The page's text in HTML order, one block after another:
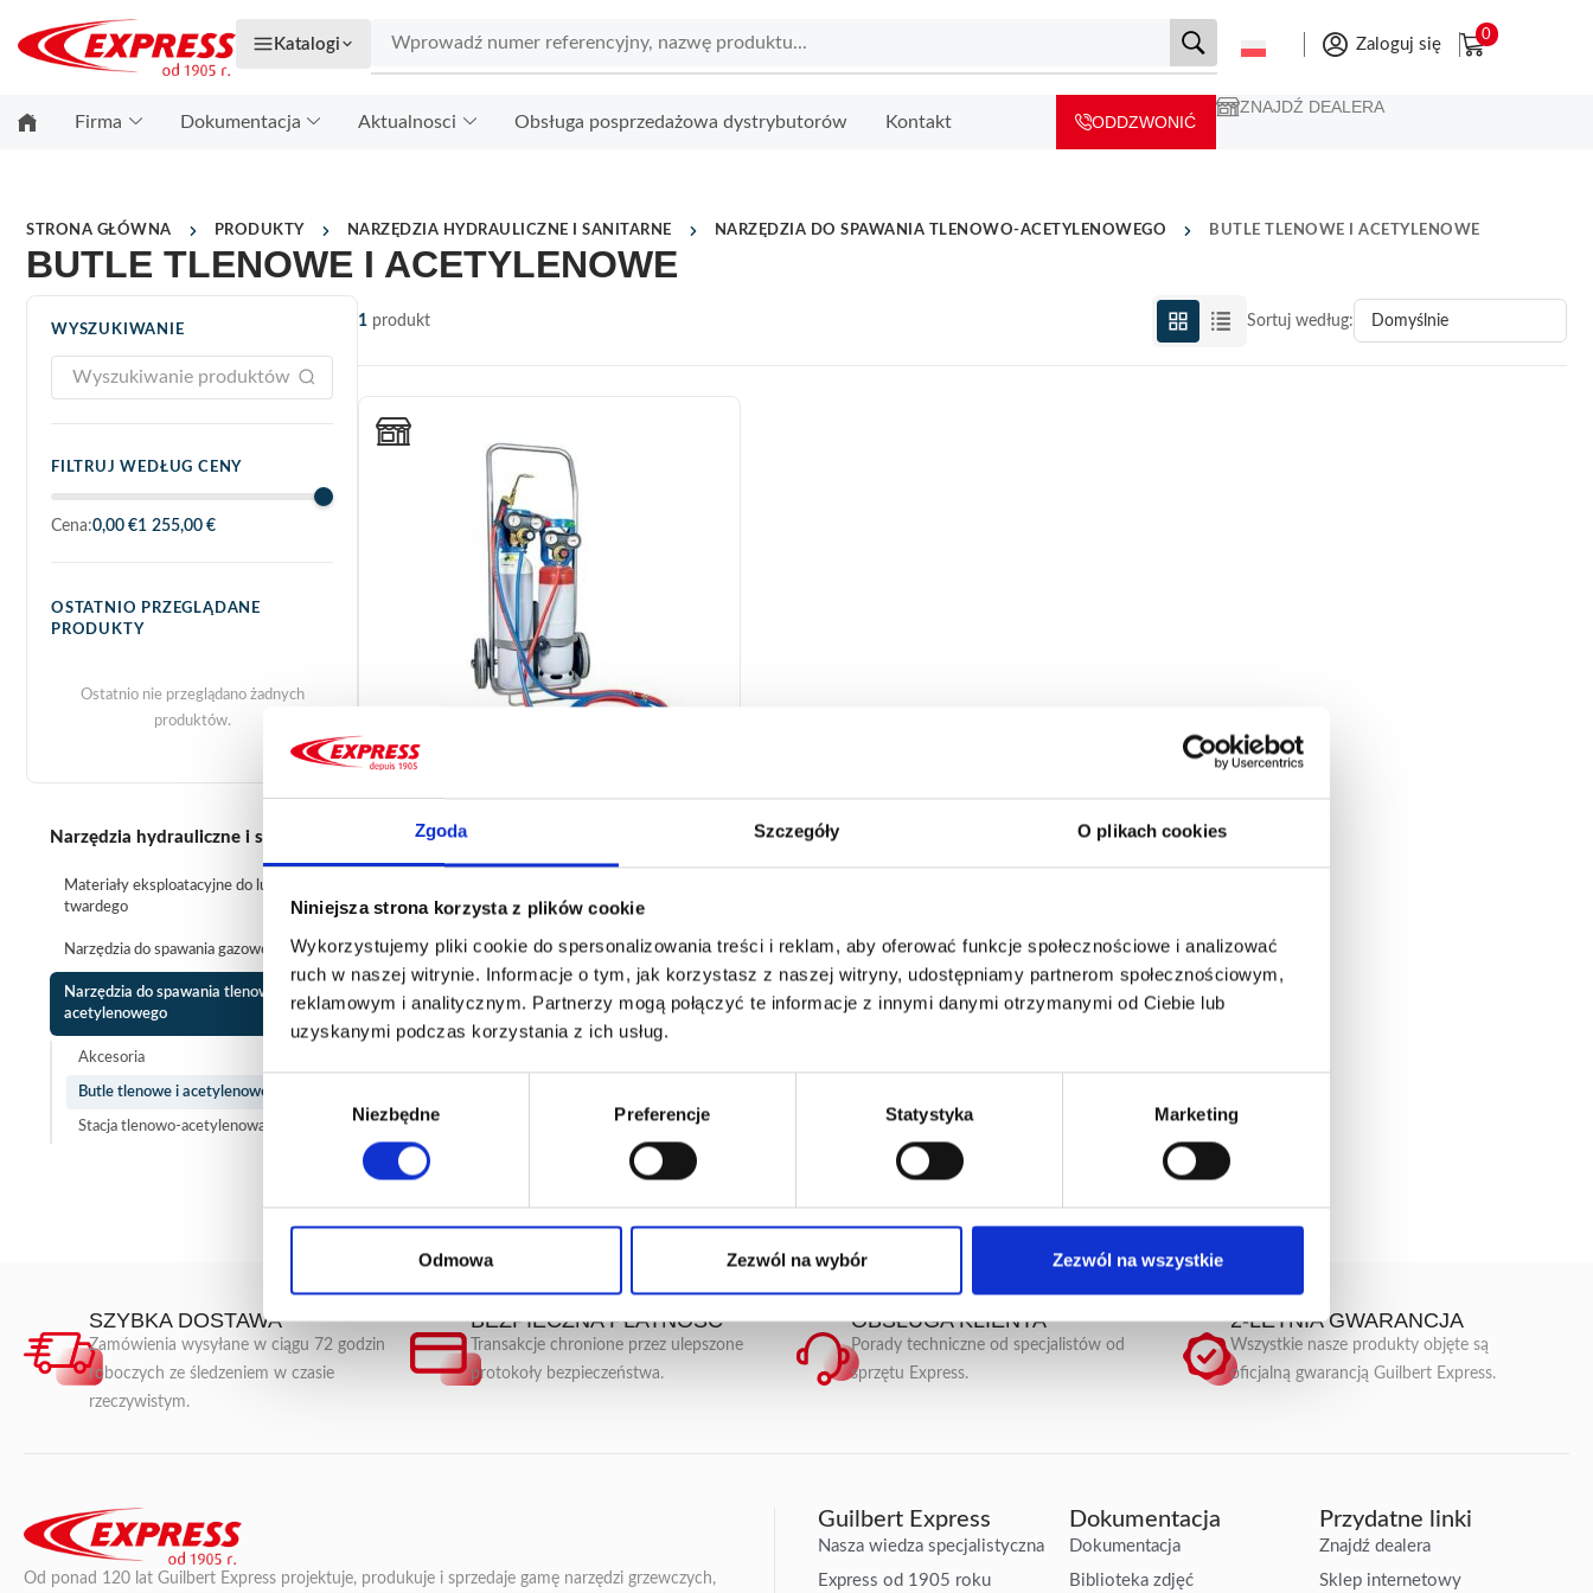
Zgoda Szczegóły O plikach cookies
Niniejsza strona korzysta z plików cookie
Wykorzystujemy pliki cookie do spersonalizowania treści i reklam, aby oferować funkcje społecznościowe i analizować
ruch w naszej witrynie. Informacje o tym, jak korzystasz z naszej witryny, udostępniamy partnerom społecznościowym,
reklamowym i analitycznym. Partnerzy mogą połączyć te informacje z innymi danymi otrzymanymi od Ciebie lub
uzyskanymi podczas korzystania z ich usług.
Wybór
Niezbędne Preferencje Statystyka Marketing
Odmowa Zezwól na wybór Zezwól na wszystkie
Katalogi Zaloguj się
0
Firma Dokumentacja Aktualnosci Obsługa posprzedażowa dystrybutorów Kontakt ODDZWONIĆ
ZNAJDŹ DEALERA
STRONA GŁÓWNA PRODUKTY NARZĘDZIA HYDRAULICZNE I SANITARNE NARZĘDZIA DO SPAWANIA TLENOWO-ACETYLENOWEGO BUTLE TLENOWE I ACETYLENOWE
BUTLE TLENOWE I ACETYLENOWE
WYSZUKIWANIE
FILTRUJ WEDŁUG CENY
Cena:0,00 €1 255,00 €
OSTATNIO PRZEGLĄDANE
PRODUKTY
Ostatnio nie przeglądano żadnych
produktów.
Narzędzia hydrauliczne i sanitarne
Materiały eksploatacyjne do lutowania
twardego
Narzędzia do spawania gazowego
Narzędzia do spawania tlenowo-
acetylenowego
Akcesoria
Butle tlenowe i acetylenowe
Stacja tlenowo-acetylenowa
1 produkt Sortuj według:
NR KAT. 2907
Początkowo zaprojektowany, aby zapewnić
sprzętu o najlepszym stosunku jakości do ceny,
palnik acetylenowo-tlenowy Koro Ref. 2907,
wyprodukowany we Francji,...
nr kat.: 2907 ZOBACZ SZCZEGÓŁY
SZYBKA DOSTAWA
Zamówienia wysyłane w ciągu 72 godzin
roboczych ze śledzeniem w czasie
rzeczywistym.
BEZPIECZNA PŁATNOŚĆ
Transakcje chronione przez ulepszone
protokoły bezpieczeństwa.
OBSŁUGA KLIENTA
Porady techniczne od specjalistów od
sprzętu Express.
2-LETNIA GWARANCJA
Wszystkie nasze produkty objęte są
oficjalną gwarancją Guilbert Express.
Od ponad 120 lat Guilbert Express projektuje, produkuje i sprzedaje gamę narzędzi grzewczych,
Guilbert Express
Nasza wiedza specjalistyczna
Express od 1905 roku
Dokumentacja
Dokumentacja
Biblioteka zdjęć
Przydatne linki
Znajdź dealera
Sklep internetowy